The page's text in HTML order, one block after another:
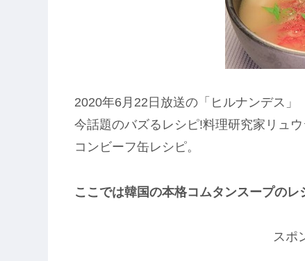
2020年6月22日放送の「ヒルナンデス」
今話題のバズるレシピ!料理研究家リュ
コンビーフ缶レシピ。
ここでは韓国の本格コムタンスープのレ
スポ